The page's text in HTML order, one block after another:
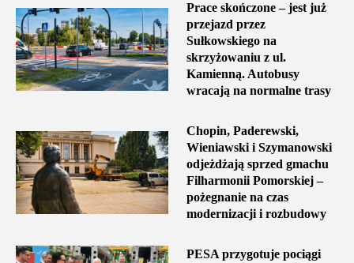
Prace skończone – jest już
przejazd przez
Sułkowskiego na
skrzyżowaniu z ul.
Kamienną. Autobusy
wracają na normalne trasy
Chopin, Paderewski,
Wieniawski i Szymanowski
odjeżdżają sprzed gmachu
Filharmonii Pomorskiej –
pożegnanie na czas
modernizacji i rozbudowy
PESA przygotuje pociągi